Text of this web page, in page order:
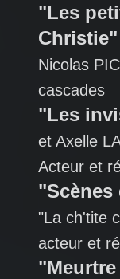
"Les
Christie"
Nicolas
cascades
"Les
et Axelle
Acteur et
"Scènes
"La ch'tite
acteur et